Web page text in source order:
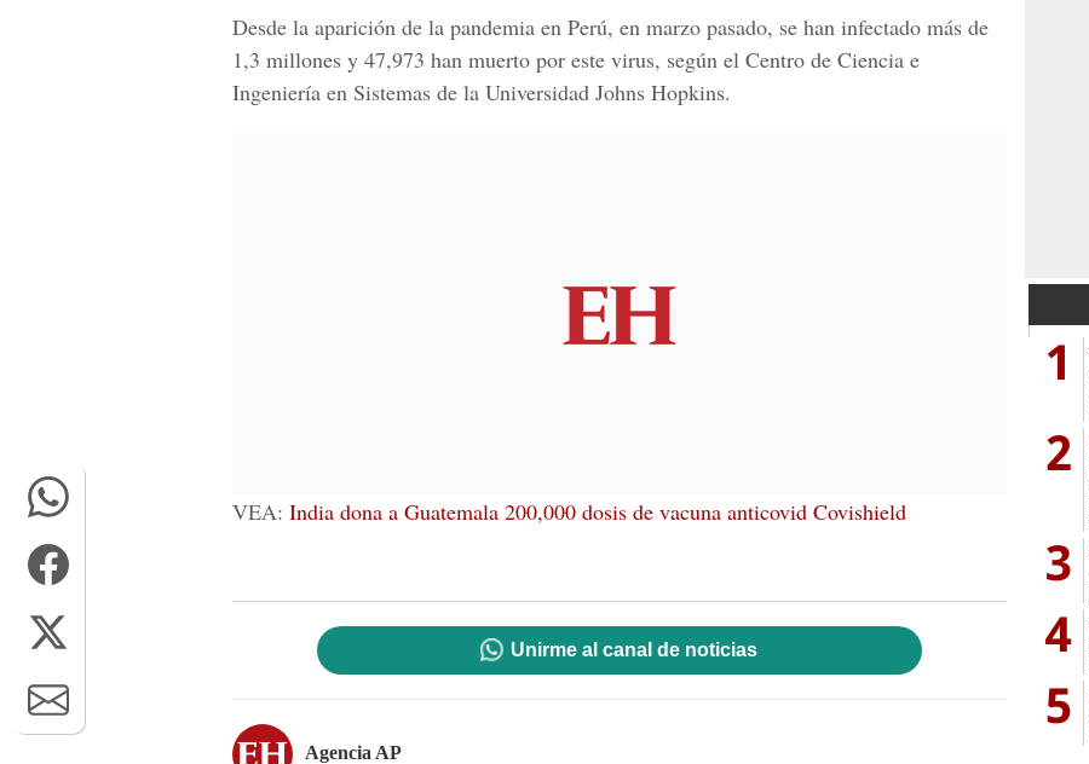
Desde la aparición de la pandemia en Perú, en marzo pasado, se han infectado más de
1,3 millones y 47,973 han muerto por este virus, según el Centro de Ciencia e
Ingeniería en Sistemas de la Universidad Johns Hopkins.
VEA: India dona a Guatemala 200,000 dosis de vacuna anticovid Covishield
Unirme al canal de noticias
Agencia AP
1
2
3
4
5